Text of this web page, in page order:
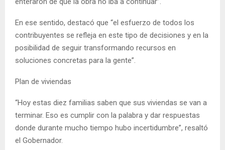
En ese sentido, destacó que “el esfuerzo de todos los
contribuyentes se refleja en este tipo de decisiones y en la
posibilidad de seguir transformando recursos en
soluciones concretas para la gente”.
Plan de viviendas
“Hoy estas diez familias saben que sus viviendas se van a
terminar. Eso es cumplir con la palabra y dar respuestas
donde durante mucho tiempo hubo incertidumbre”, resaltó
el Gobernador.